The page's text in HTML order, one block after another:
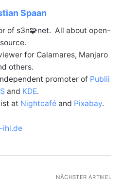
Spaan
of s3n🧩net. All about open-
source.
for Calamares, Manjaro
others.
promoter of Publii
and KDE.
at Nightcaféand Pixabay.
ihl.de
NÄCHSTER ARTIKEL